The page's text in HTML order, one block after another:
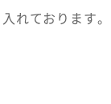
れております。